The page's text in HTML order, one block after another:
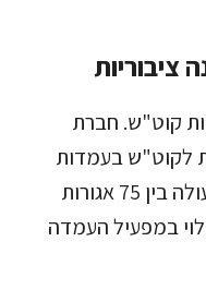
ציבוריות
קוט"ש. חברת
בכ- 53.80 אגורות לקוט"ש בעמדות
הביתיות. טעינה בעמדה ציבורית עולה בין 75 אגורות
(תלוי במפעיל העמדה